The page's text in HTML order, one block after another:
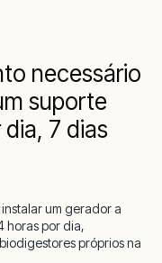
necessário
suporte
7 dias
um gerador a
horas por dia,
próprios na